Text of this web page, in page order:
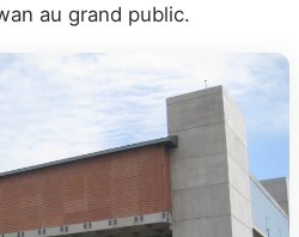
au grand public.